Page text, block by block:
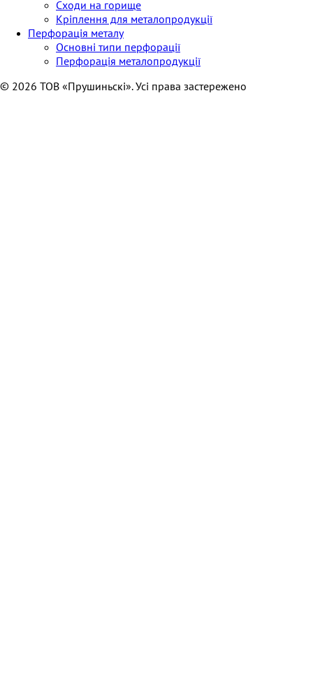
Сходи на горище
Кріплення для металопродукції
Перфорація металу
Основні типи перфорації
Перфорація металопродукції
© 2026 ТОВ «Прушиньскі». Усі права застережено